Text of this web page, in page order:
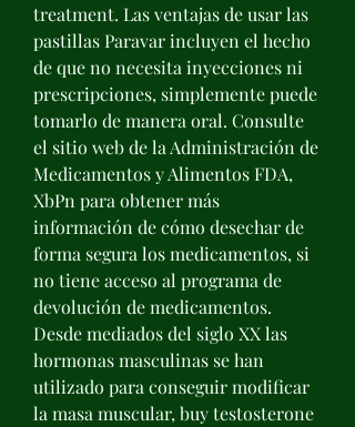
treatment. Las ventajas de usar las
pastillas Paravar incluyen el hecho
de que no necesita inyecciones ni
prescripciones, simplemente puede
tomarlo de manera oral. Consulte
el sitio web de la Administración de
Medicamentos y Alimentos FDA,
XbPn para obtener más
información de cómo desechar de
forma segura los medicamentos, si
no tiene acceso al programa de
devolución de medicamentos.
Desde mediados del siglo XX las
hormonas masculinas se han
utilizado para conseguir modificar
la masa muscular, buy testosterone